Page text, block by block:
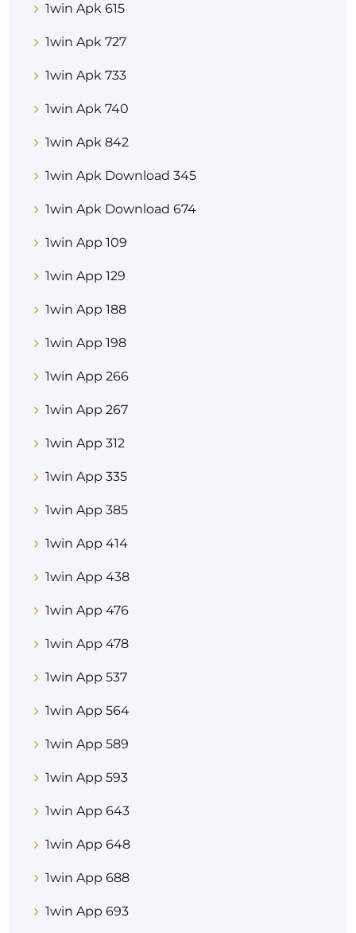
1win Apk 615
1win Apk 727
1win Apk 733
1win Apk 740
1win Apk 842
1win Apk Download 345
1win Apk Download 674
1win App 109
1win App 129
1win App 188
1win App 198
1win App 266
1win App 267
1win App 312
1win App 335
1win App 385
1win App 414
1win App 438
1win App 476
1win App 478
1win App 537
1win App 564
1win App 589
1win App 593
1win App 643
1win App 648
1win App 688
1win App 693